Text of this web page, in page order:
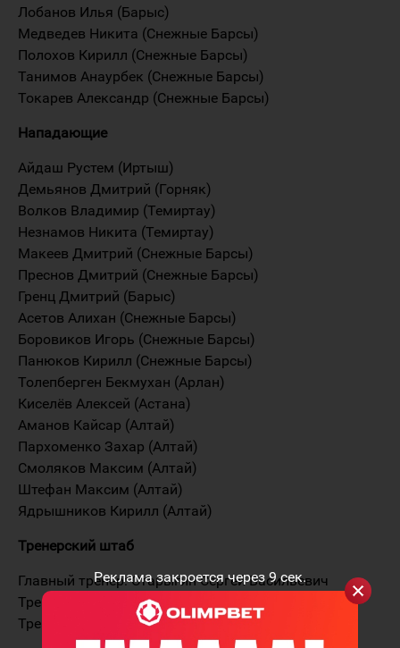
Реклама закроется через9сек.
Лобанов Илья (Барыс)
Медведев Никита (Снежные Барсы)
Полохов Кирилл (Снежные Барсы)
Танимов Анаурбек (Снежные Барсы)
Токарев Александр (Снежные Барсы)
Нападающие
Айдаш Рустем (Иртыш)
Демьянов Дмитрий (Горняк)
Волков Владимир (Темиртау)
Незнамов Никита (Темиртау)
Макеев Дмитрий (Снежные Барсы)
Преснов Дмитрий (Снежные Барсы)
Гренц Дмитрий (Барыс)
Асетов Алихан (Снежные Барсы)
Боровиков Игорь (Снежные Барсы)
Панюков Кирилл (Снежные Барсы)
Толепберген Бекмухан (Арлан)
Киселёв Алексей (Астана)
Аманов Кайсар (Алтай)
Пархоменко Захар (Алтай)
Смоляков Максим (Алтай)
Штефан Максим (Алтай)
Ядрышников Кирилл (Алтай)
Тренерский штаб
Главный тренер: Старыгин Сергей Васильевич
Тренер: Михайлис Юрий Владимирович
Тренер: Верещагин Георгий Нодариевич